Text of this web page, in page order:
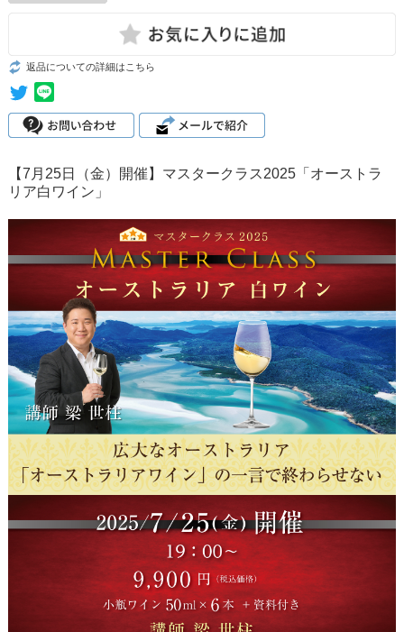
返品についての詳細はこちら
【7月25日（金）開催】マスタークラス2025「オーストラ
リア白ワイン」